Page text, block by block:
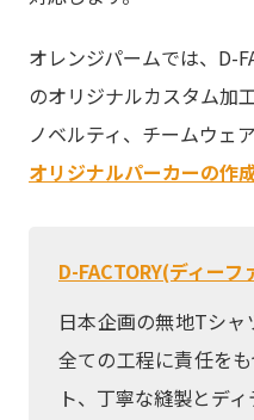
オレンジパームでは、D-
のオリジナルカスタム加
ノベルティ、チームウェ
オリジナルパーカーの作
D-FACTORY(ディー
日本企画の無地Tシャ
全ての工程に責任を
ト、丁寧な縫製とデ